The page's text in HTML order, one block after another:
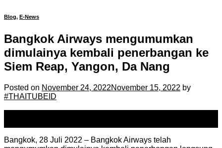
Blog, E-News
Bangkok Airways mengumumkan
dimulainya kembali penerbangan ke
Siem Reap, Yangon, Da Nang
Posted on November 24, 2022November 15, 2022 by
#THAITUBEID
Bangkok, 28 Juli 2022 – Bangkok Airways telah